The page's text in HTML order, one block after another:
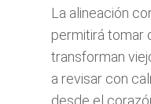
La alineación
permitirá tomar
transforman
a revisar con
desde el